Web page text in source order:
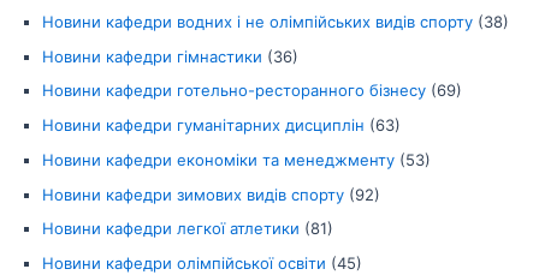
Новини кафедри водних і не олімпійських видів спорту (38)
Новини кафедри гімнастики (36)
Новини кафедри готельно-ресторанного бізнесу (69)
Новини кафедри гуманітарних дисциплін (63)
Новини кафедри економіки та менеджменту (53)
Новини кафедри зимових видів спорту (92)
Новини кафедри легкої атлетики (81)
Новини кафедри олімпійської освіти (45)